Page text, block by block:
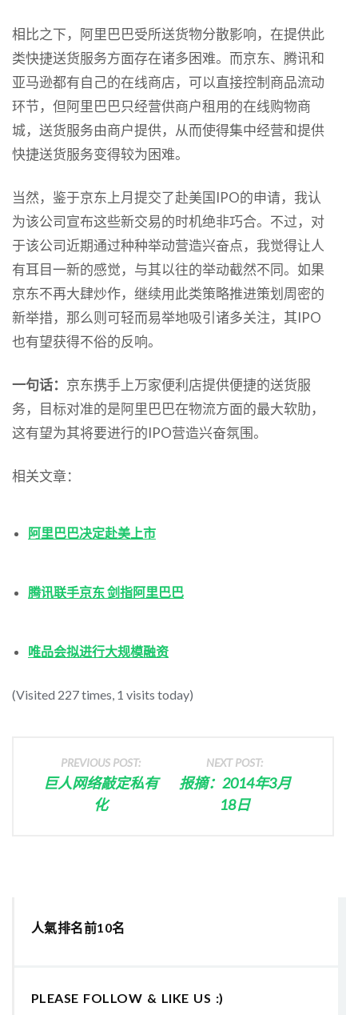
相比之下，阿里巴巴受所送货物分散影响，在提供此
类快捷送货服务方面存在诸多困难。而京东、腾讯和
亚马逊都有自己的在线商店，可以直接控制商品流动
环节，但阿里巴巴只经营供商户租用的在线购物商
城，送货服务由商户提供，从而使得集中经营和提供
快捷送货服务变得较为困难。
当然，鉴于京东上月提交了赴美国IPO的申请，我认
为该公司宣布这些新交易的时机绝非巧合。不过，对
于该公司近期通过种种举动营造兴奋点，我觉得让人
有耳目一新的感觉，与其以往的举动截然不同。如果
京东不再大肆炒作，继续用此类策略推进策划周密的
新举措，那么则可轻而易举地吸引诸多关注，其IPO
也有望获得不俗的反响。
一句话： 京东携手上万家便利店提供便捷的送货服
务，目标对准的是阿里巴巴在物流方面的最大软肋，
这有望为其将要进行的IPO营造兴奋氛围。
相关文章：
阿里巴巴决定赴美上市
腾讯联手京东 剑指阿里巴巴
唯品会拟进行大规模融资
(Visited 227 times, 1 visits today)
PREVIOUS POST:
巨人网络敲定私有
化
NEXT POST:
报摘：2014年3月
18日
人氣排名前10名
PLEASE FOLLOW & LIKE US :)